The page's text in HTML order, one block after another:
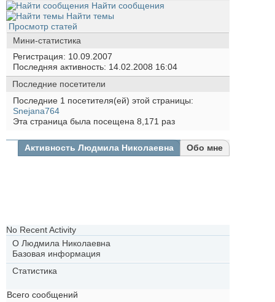
Найти сообщения
Найти темы
Просмотр статей
Мини-статистика
Регистрация
10.09.2007
Последняя активность 14.02.2008 16:04
Последние посетители
Последние 1 посетителя(ей) этой страницы:
Snejana764
Эта страница была посещена 8,171 раз
Активность Людмила Николаевна Обо мне
No Recent Activity
О Людмила Николаевна
Базовая информация
Статистика
Всего сообщений